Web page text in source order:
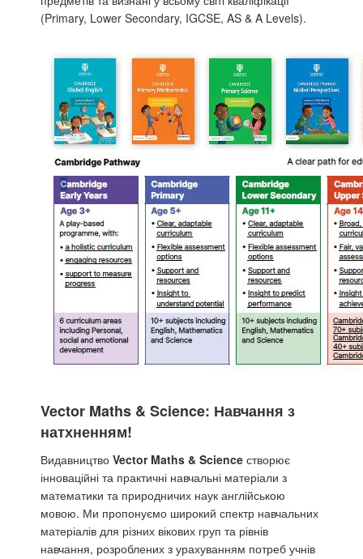
(Primary, Lower Secondary, IGCSE, AS & A Levels).
Vector Maths & Science: Навчання з
натхненням!
Видавництво Vector Maths & Science створює
інноваційні та практичні навчальні матеріали з
математики та природничих наук англійською
мовою. Ми пропонуємо широкий спектр навчальних
матеріалів для різних вікових груп та рівнів
навчання, розроблених з урахуванням потреб учнів